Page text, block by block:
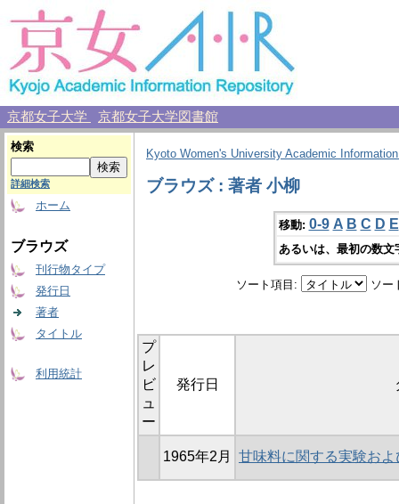
京都女子大学 京都女子大学図書館
検索
詳細検索
ホーム
ブラウズ
刊行物タイプ
発行日
著者
タイトル
利用統計
Kyoto Women's University Academic
ブラウズ : 著者 小柳
移動: 0-9 A B C D E
あるいは、最初の数
ソート項目: ソー
プ
レ
ビ
ュ
ー
発行日
1965年2月 甘味料に関する実験お